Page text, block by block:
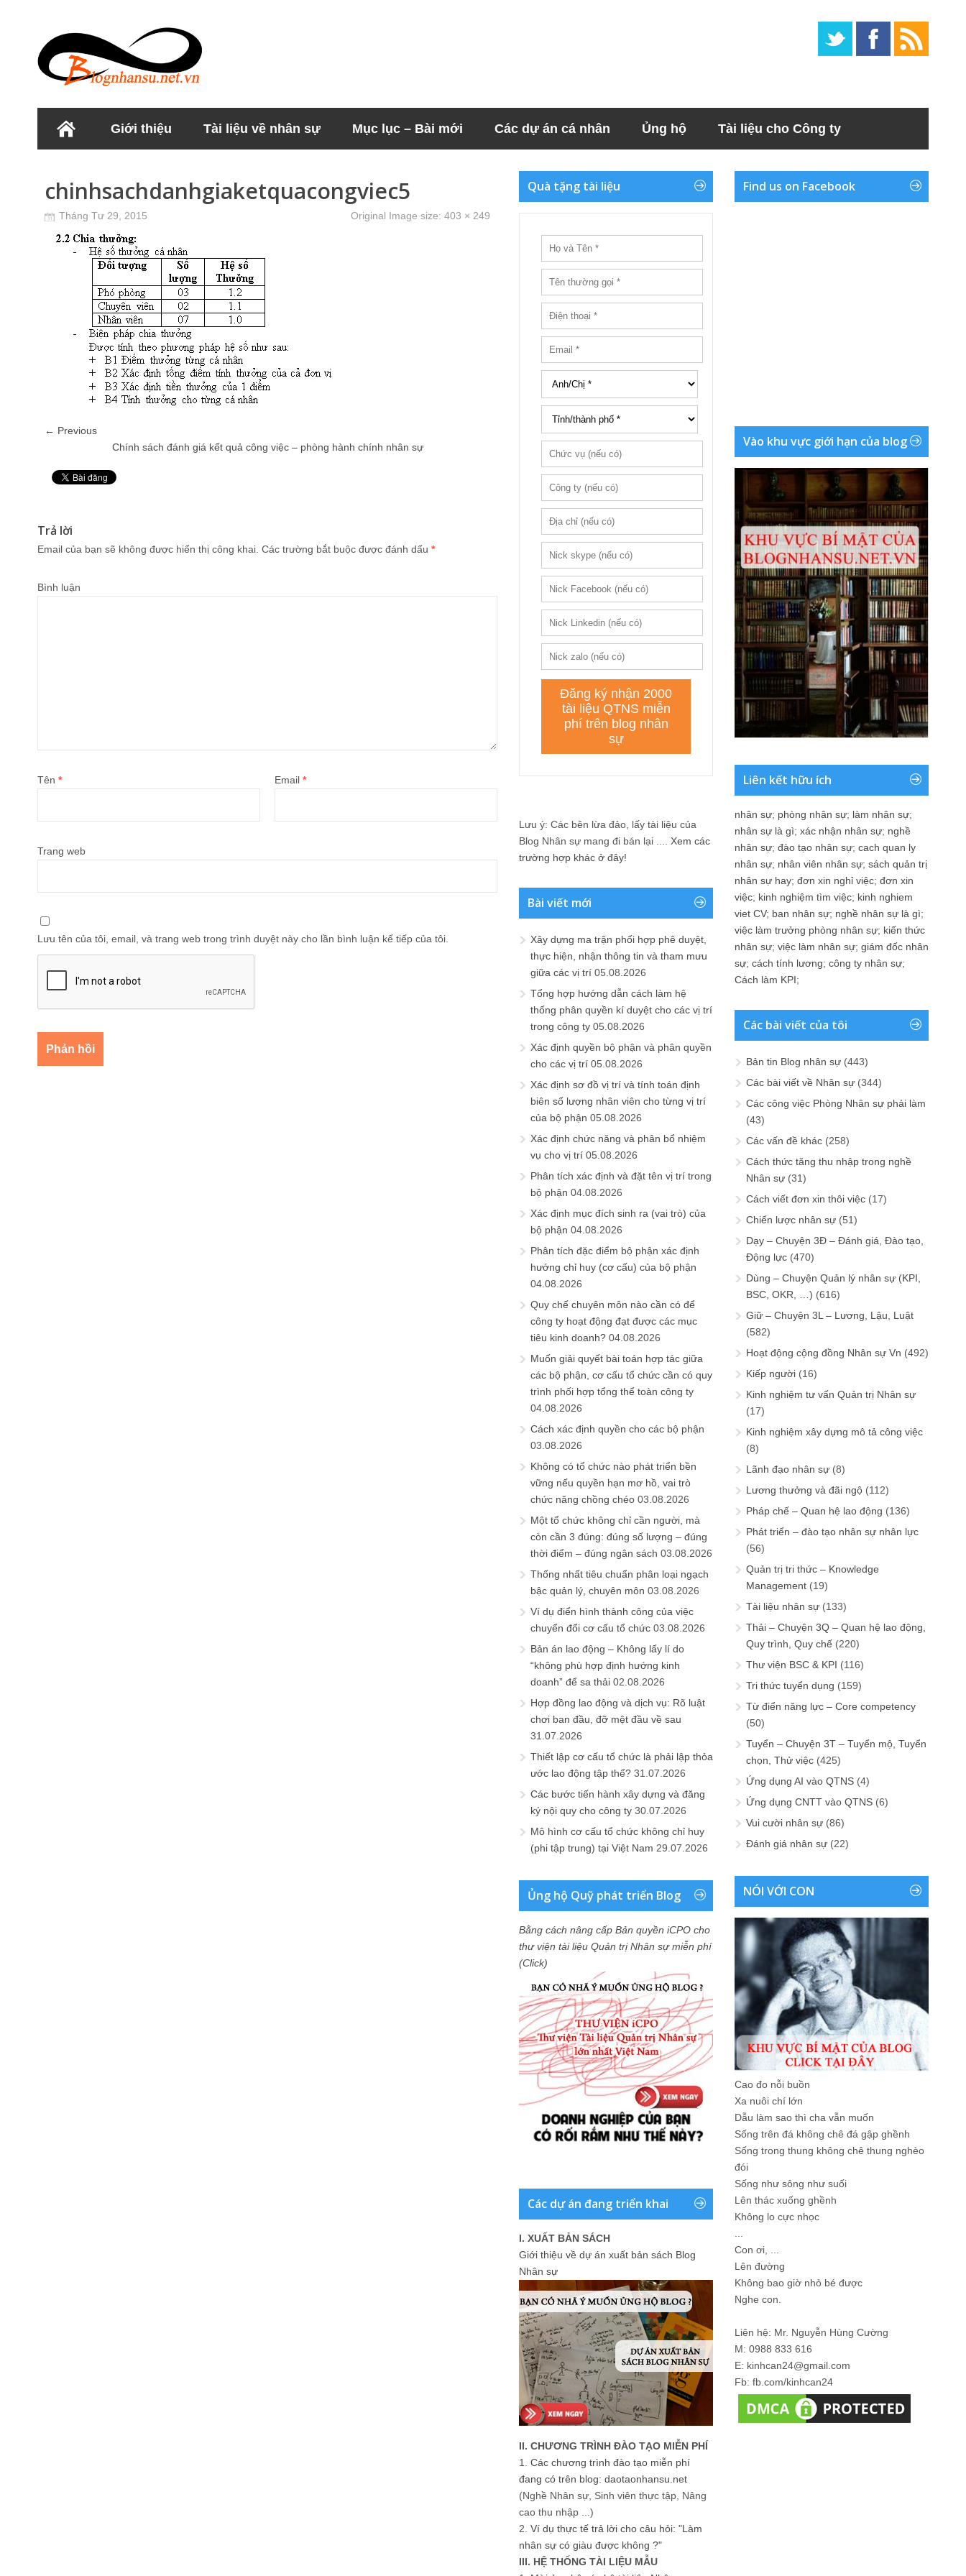
Giới thiệu Tài liệu về nhân sự Mục lục – Bài mới Các dự án cá nhân Ủng hộ Tài liệu cho Công ty
chinhsachdanhgiaketquacongviec5
Tháng Tư 29, 2015 Original Image size: 403 × 249
← Previous
Chính sách đánh giá kết quả công việc – phòng hành chính nhân sự
Trả lời
Email của bạn sẽ không được hiển thị công khai. Các trường bắt buộc được đánh dấu *
Bình luận
Tên * Email *
Trang web
Lưu tên của tôi, email, và trang web trong trình duyệt này cho lần bình luận kế tiếp của tôi.
Quà tặng tài liệu
Lưu ý: Các bên lừa đảo, lấy tài liệu của
Blog Nhân sự mang đi bán lại .... Xem các
trường hợp khác ở đây!
Bài viết mới
Xây dựng ma trận phối hợp phê duyệt,
thực hiện, nhận thông tin và tham mưu
giữa các vị trí 05.08.2026
Tổng hợp hướng dẫn cách làm hệ
thống phân quyền kí duyệt cho các vị trí
trong công ty 05.08.2026
Xác định quyền bộ phận và phân quyền
cho các vị trí 05.08.2026
Xác định sơ đồ vị trí và tính toán định
biên số lượng nhân viên cho từng vị trí
của bộ phận 05.08.2026
Xác định chức năng và phân bổ nhiệm
vụ cho vị trí 05.08.2026
Phân tích xác định và đặt tên vị trí trong
bộ phận 04.08.2026
Xác định mục đích sinh ra (vai trò) của
bộ phận 04.08.2026
Phân tích đặc điểm bộ phận xác định
hướng chỉ huy (cơ cấu) của bộ phận
04.08.2026
Quy chế chuyên môn nào cần có để
công ty hoạt động đạt được các mục
tiêu kinh doanh? 04.08.2026
Muốn giải quyết bài toán hợp tác giữa
các bộ phận, cơ cấu tổ chức cần có quy
trình phối hợp tổng thể toàn công ty
04.08.2026
Cách xác định quyền cho các bộ phận
03.08.2026
Không có tổ chức nào phát triển bền
vững nếu quyền hạn mơ hồ, vai trò
chức năng chồng chéo 03.08.2026
Một tổ chức không chỉ cần người, mà
còn cần 3 đúng: đúng số lượng – đúng
thời điểm – đúng ngân sách 03.08.2026
Thống nhất tiêu chuẩn phân loại ngạch
bậc quản lý, chuyên môn 03.08.2026
Ví dụ điển hình thành công của việc
chuyển đổi cơ cấu tổ chức 03.08.2026
Bản án lao động – Không lấy lí do
“không phù hợp định hướng kinh
doanh” để sa thải 02.08.2026
Hợp đồng lao động và dịch vụ: Rõ luật
chơi ban đầu, đỡ mệt đầu về sau
31.07.2026
Thiết lập cơ cấu tổ chức là phải lập thỏa
ước lao động tập thể? 31.07.2026
Các bước tiến hành xây dựng và đăng
ký nội quy cho công ty 30.07.2026
Mô hình cơ cấu tổ chức không chỉ huy
(phi tập trung) tại Việt Nam 29.07.2026
Ủng hộ Quỹ phát triển Blog
Bằng cách nâng cấp Bản quyền iCPO cho
thư viện tài liệu Quản trị Nhân sự miễn phí
(Click)
Các dự án đang triển khai
I. XUẤT BẢN SÁCH
Giới thiệu về dự án xuất bản sách Blog
Nhân sự
II. CHƯƠNG TRÌNH ĐÀO TẠO MIỄN PHÍ
1. Các chương trình đào tạo miễn phí
đang có trên blog: daotaonhansu.net
(Nghề Nhân sự, Sinh viên thực tập, Nâng
cao thu nhập ...)
2. Ví dụ thực tế trả lời cho câu hỏi: "Làm
nhân sự có giàu được không ?"
III. HỆ THỐNG TÀI LIỆU MẪU
Find us on Facebook
Vào khu vực giới hạn của blog
Liên kết hữu ích
nhân sự; phòng nhân sự; làm nhân sự;
nhân sự là gì; xác nhận nhân sự; nghề
nhân sự; đào tạo nhân sự; cach quan ly
nhân sự; nhân viên nhân sự; sách quản trị
nhân sự hay; đơn xin nghỉ việc; đơn xin
việc; kinh nghiệm tìm việc; kinh nghiem
viet CV; ban nhân sự; nghề nhân sự là gì;
việc làm trưởng phòng nhân sự; kiến thức
nhân sự; việc làm nhân sự; giám đốc nhân
sự; cách tính lương; công ty nhân sự;
Cách làm KPI;
Các bài viết của tôi
Bản tin Blog nhân sự (443)
Các bài viết về Nhân sự (344)
Các công việc Phòng Nhân sự phải làm
(43)
Các vấn đề khác (258)
Cách thức tăng thu nhập trong nghề
Nhân sự (31)
Cách viết đơn xin thôi việc (17)
Chiến lược nhân sự (51)
Dạy – Chuyện 3Đ – Đánh giá, Đào tạo,
Động lực (470)
Dùng – Chuyện Quản lý nhân sự (KPI,
BSC, OKR, …) (616)
Giữ – Chuyện 3L – Lương, Lậu, Luật
(582)
Hoạt động cộng đồng Nhân sự Vn (492)
Kiếp người (16)
Kinh nghiệm tư vấn Quản trị Nhân sự
(17)
Kinh nghiệm xây dựng mô tả công việc
(8)
Lãnh đạo nhân sự (8)
Lương thưởng và đãi ngộ (112)
Pháp chế – Quan hệ lao động (136)
Phát triển – đào tạo nhân sự nhân lực
(56)
Quản trị tri thức – Knowledge
Management (19)
Tài liệu nhân sự (133)
Thải – Chuyện 3Q – Quan hệ lao động,
Quy trình, Quy chế (220)
Thư viện BSC & KPI (116)
Tri thức tuyển dụng (159)
Từ điển năng lực – Core competency
(50)
Tuyển – Chuyện 3T – Tuyển mộ, Tuyển
chọn, Thử việc (425)
Ứng dụng AI vào QTNS (4)
Ứng dụng CNTT vào QTNS (6)
Vui cười nhân sự (86)
Đánh giá nhân sự (22)
NÓI VỚI CON
Cao đo nỗi buồn
Xa nuôi chí lớn
Dẫu làm sao thì cha vẫn muốn
Sống trên đá không chê đá gập ghềnh
Sống trong thung không chê thung nghèo
đói
Sống như sông như suối
Lên thác xuống ghềnh
Không lo cực nhọc
Con ơi, ...
Lên đường
Không bao giờ nhỏ bé được
Nghe con.
Liên hệ: Mr. Nguyễn Hùng Cường
M: 0988 833 616
E: kinhcan24@gmail.com
Fb: fb.com/kinhcan24